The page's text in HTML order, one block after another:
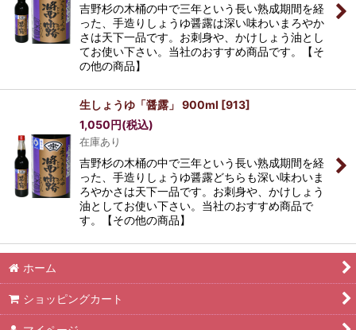
吉野杉の木桶の中で三年という長い熟成期間を経
った、手造りしょうゆ醤露は深い味わいまろやか
さは天下一品です。お刺身や、かけしょう油とし
てお使い下さい。当社のおすすめ商品です。【そ
の他の商品】
生しょうゆ「醤露」 900ml [913]
1,050円(税込)
在庫あり
吉野杉の木桶の中で三年という長い熟成期間を経
った、手造りしょうゆ醤露どちらも深い味わいま
ろやかさは天下一品です。お刺身や、かけしょう
油としてお使い下さい。当社のおすすめ商品で
す。【その他の商品】
ホーム
ショッピングカート